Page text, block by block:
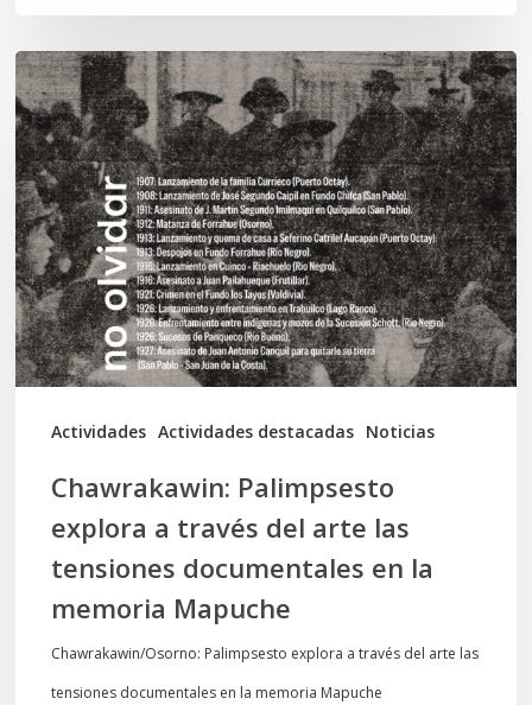
Actividades Actividades destacadas Noticias
Chawrakawin:
Palimpsesto
explora
a
través
del
arte
las
tensiones
documentales
memoria
Mapuche
Chawrakawin: Palimpsesto
explora a través del arte las
tensiones documentales en la
memoria Mapuche
Chawrakawin/Osorno: Palimpsesto explora a través del arte las
tensiones documentales en la memoria Mapuche